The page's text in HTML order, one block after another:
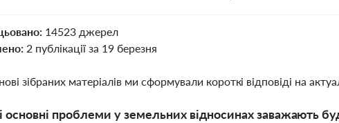
14523 джерел
2 публікації за 19 березня
зібраних матеріалів ми сформували короткі відповіді на
основні проблеми у земельних відносинах заважають